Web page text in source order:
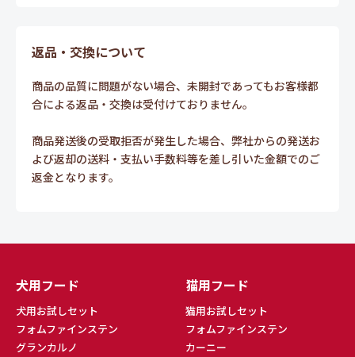
返品・交換について
商品の品質に問題がない場合、未開封であってもお客様都
合による返品・交換は受付けておりません。
商品発送後の受取拒否が発生した場合、弊社からの発送お
よび返却の送料・支払い手数料等を差し引いた金額でのご
返金となります。
犬用フード
犬用お試しセット
フォムファインステン
グランカルノ
猫用フード
猫用お試しセット
フォムファインステン
カーニー